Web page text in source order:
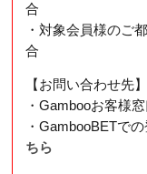
合
・対象会員様のご
合
【お問い合わせ先】
・Gambooお客様
・GambooBETで
ちら